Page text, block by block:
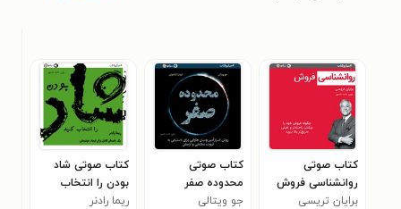
کتاب صوتی
روانشناسی فروش
(خلاصه کتاب)
برایان تریسی
کتاب صوتی
محدوده صفر
(خلاصه کتاب)
جو ویتالی
کتاب صوتی شاد
بودن را انتخاب
کنید (خلاصه کتاب)
ریما رادنر